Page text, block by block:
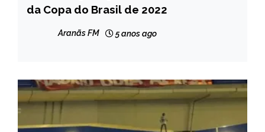
da Copa do Brasil de 2022
Aranãs FM 5 anos ago